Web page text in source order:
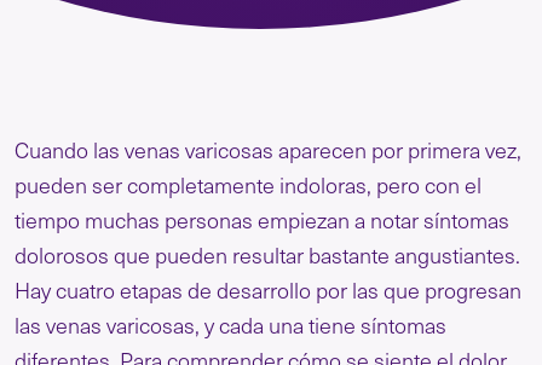
Cuando las venas varicosas aparecen por primera vez,
pueden ser completamente indoloras, pero con el
tiempo muchas personas empiezan a notar síntomas
dolorosos que pueden resultar bastante angustiantes.
Hay cuatro etapas de desarrollo por las que progresan
las venas varicosas, y cada una tiene síntomas